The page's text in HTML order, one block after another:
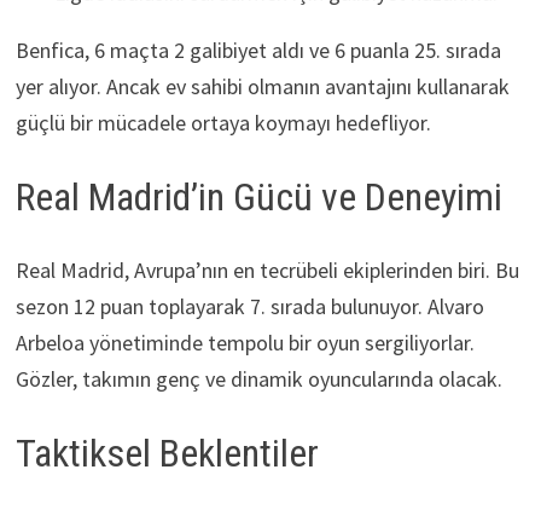
Benfica, 6 maçta 2 galibiyet aldı ve 6 puanla 25. sırada
yer alıyor. Ancak ev sahibi olmanın avantajını kullanarak
güçlü bir mücadele ortaya koymayı hedefliyor.
Real Madrid’in Gücü ve Deneyimi
Real Madrid, Avrupa’nın en tecrübeli ekiplerinden biri. Bu
sezon 12 puan toplayarak 7. sırada bulunuyor. Alvaro
Arbeloa yönetiminde tempolu bir oyun sergiliyorlar.
Gözler, takımın genç ve dinamik oyuncularında olacak.
Taktiksel Beklentiler